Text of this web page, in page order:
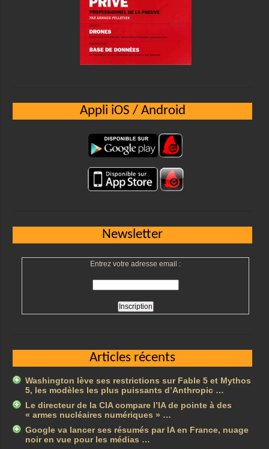
Appli iOS / Android
Newsletter
Entrez votre adresse email :
Articles récents
Washington lève ses restrictions sur Fable 5 et Mythos
5, les modèles les plus puissants d’Anthropic …
Le directeur de la CIA compare l’IA de pointe à des
« armes nucléaires numériques » …
Google va lancer ses résumés par IA en France, nuage
noir en vue pour les médias …